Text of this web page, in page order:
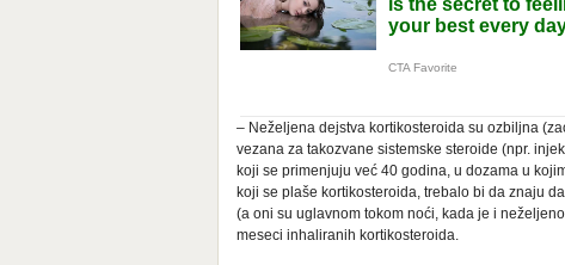
– Neželjena dejstva kortikosteroida su ozbiljna
vezana za takozvane sistemske steroide (npr.
koji se primenjuju već 40 godina, u dozama u
koji se plaše kortikosteroida, trebalo bi da znaju
(a oni su uglavnom tokom noći, kada je i
meseci inhaliranih kortikosteroida.